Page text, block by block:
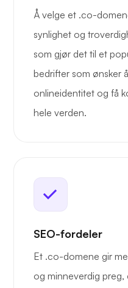
Å velge et .co-
synlighet og
som gjør det til et
bedrifter som ønsker
onlineidentitet og få
hele verden.
SEO-fordeler
Et .co-domene gir
og minneverdig preg,